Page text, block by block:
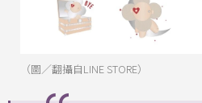
（圖／翻攝自LINE STORE）